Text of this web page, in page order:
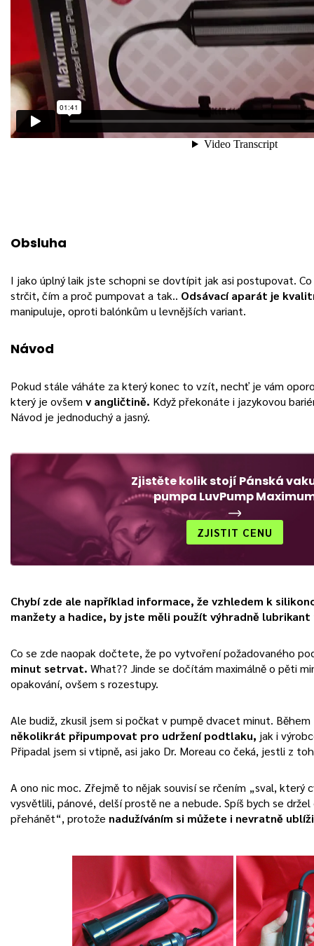
Obsluha
I jako úplný laik jste schopni se dovtípit jak asi postupovat.
strčit, čím a proč pumpovat a tak.. Odsávací aparát je
manipuluje, oproti balónkům u levnějších variant.
Návod
Pokud stále váháte za který konec to vzít, nechť je vám
který je ovšem v angličtině. Když překonáte i jazykovou
Návod je jednoduchý a jasný.
Zjistěte kolik stojí Pánská
pumpa LuvPump
ZJISTIT CENU
Chybí zde ale například informace, že vzhledem k
manžety a hadice, by jste měli použít výhradně lubrikant
Co se zde naopak dočtete, že po vytvoření požadovaného
minut setrvat. What?? Jinde se dočítám maximálně o pěti
opakování, ovšem s rozestupy.
Ale budiž, zkusil jsem si počkat v pumpě dvacet minut.
několikrát připumpovat pro udržení podtlaku, jak i
Připadal jsem si vtipně, asi jako Dr. Moreau co čeká, jestli z
A ono nic moc. Zřejmě to nějak souvisí se rčením „sval, který
vysvětlili, pánové, delší prostě ne a nebude. Spíš bych se
přehánět“, protože nadužíváním si můžete i nevratně